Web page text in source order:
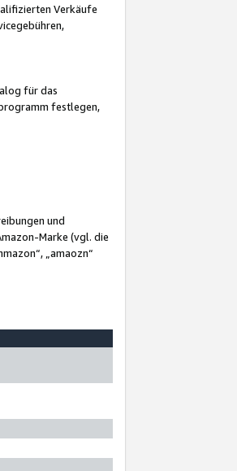
Verkäufe
für das
festlegen,
und
Marke (vgl. die
„amaozn“